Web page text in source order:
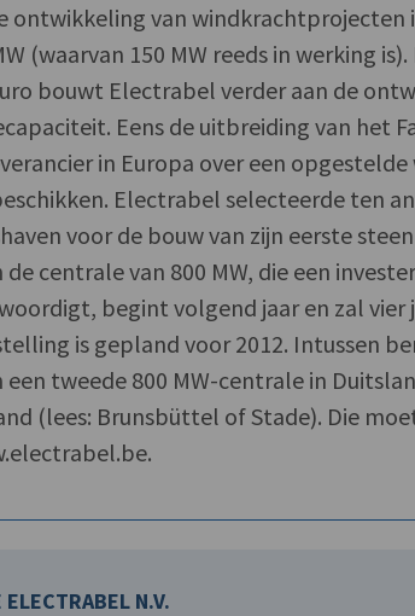
ontwikkeling van windkrachtprojecten
(waarvan 150 MW reeds in werking
bouwt Electrabel verder aan de
Eens de uitbreiding van het
in Europa over een
Electrabel selecteerde ten
voor de bouw van zijn eerste
de centrale van 800 MW, die een
begint volgend jaar en zal vier
is gepland voor 2012. Intussen
een tweede 800 MW-centrale in
(lees: Brunsbüttel of Stade). Die
ELECTRABEL N.V.